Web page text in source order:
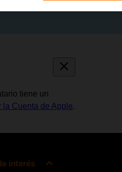
tiene un
la Cuenta de Apple.
interés